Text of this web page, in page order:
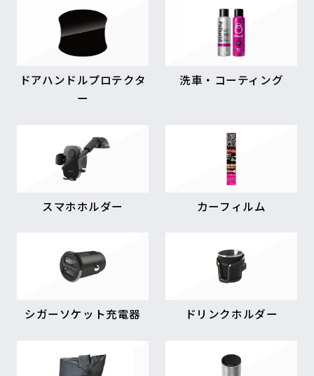
ドアハンドルプロテクタ
ー
洗車・コーティング
スマホホルダー カーフィルム
シガーソケット充電器 ドリンクホルダー